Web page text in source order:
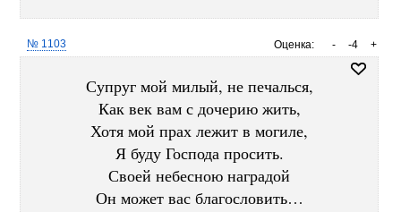
Оценка: +
-4
-
№ 1103
Супруг мой милый, не печалься,
Как век вам с дочерию жить,
Хотя мой прах лежит в могиле,
Я буду Господа просить.
Своей небесною наградой
Он может вас благословить…